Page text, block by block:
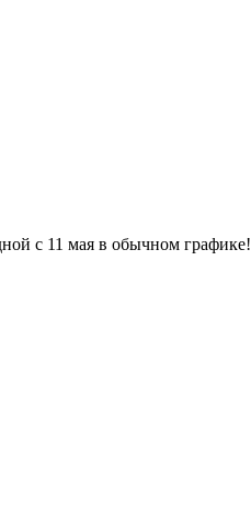
с 11 мая в обычном графике!